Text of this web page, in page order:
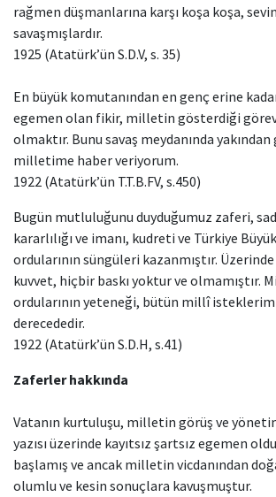
rağmen düşmanlarına karşı koşa koşa,
savaşmışlardır.
1925 (Atatürk’ün S.D.V, s. 35)
En büyük komutanından en genç erine
egemen olan fikir, milletin gösterdiği
olmaktır. Bunu savaş meydanında
milletime haber veriyorum.
1922 (Atatürk’ün T.T.B.FV, s.450)
Bugün mutluluğunu duyduğumuz zaferi,
kararlılığı ve imanı, kudreti ve Türkiye
ordularının süngüleri kazanmıştır.
kuvvet, hiçbir baskı yoktur ve olmamıştır.
ordularının yeteneği, bütün millî
derecededir.
1922 (Atatürk’ün S.D.H, s.41)
Zaferler hakkında
Vatanın kurtuluşu, milletin görüş ve
yazısı üzerinde kayıtsız şartsız egemen
başlamış ve ancak milletin vicdanından
olumlu ve kesin sonuçlara kavuşmuştur.